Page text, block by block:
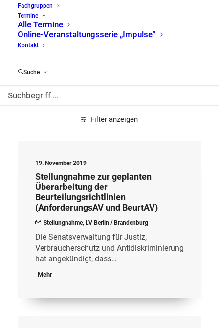
Fachgruppen
Termine
Alle Termine
Online-Veranstaltungsserie „Impulse“
Kontakt
Suche
Filter anzeigen
19. November 2019
Stellungnahme zur geplanten
Überarbeitung der
Beurteilungsrichtlinien
(AnforderungsAV und BeurtAV)
Stellungnahme, LV Berlin / Brandenburg
Die Senatsverwaltung für Justiz,
Verbraucherschutz und Antidiskriminierung
hat angekündigt, dass…
Mehr